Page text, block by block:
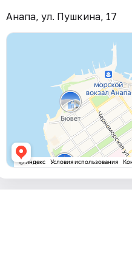
Анапа, ул. Пушкина, 17